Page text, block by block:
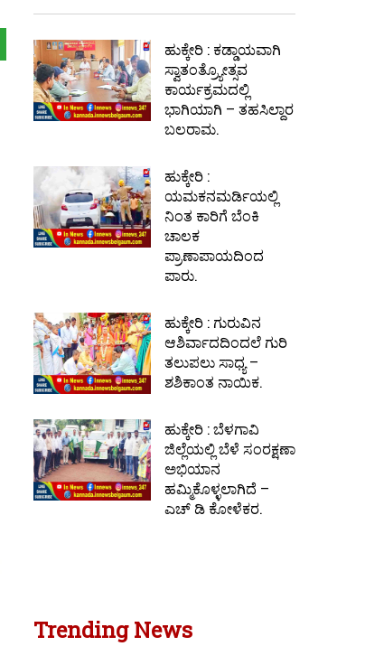
ಹುಕ್ಕೇರಿ : ಕಡ್ಡಾಯವಾಗಿ
ಸ್ವಾತಂತ್ರ್ಯೋತ್ಸವ
ಕಾರ್ಯಕ್ರಮದಲ್ಲಿ
ಭಾಗಿಯಾಗಿ – ತಹಸಿಲ್ದಾರ
ಬಲರಾಮ.
ಹುಕ್ಕೇರಿ :
ಯಮಕನಮರ್ಡಿಯಲ್ಲಿ
ನಿಂತ ಕಾರಿಗೆ ಬೆಂಕಿ
ಚಾಲಕ
ಪ್ರಾಣಾಪಾಯದಿಂದ
ಪಾರು.
ಹುಕ್ಕೇರಿ : ಗುರುವಿನ
ಆಶಿರ್ವಾದದಿಂದಲೆ ಗುರಿ
ತಲುಪಲು ಸಾಧ್ಯ –
ಶಶಿಕಾಂತ ನಾಯಿಕ.
ಹುಕ್ಕೇರಿ : ಬೆಳಗಾವಿ
ಜಿಲ್ಲೆಯಲ್ಲಿ ಬೆಳೆ ಸಂರಕ್ಷಣಾ
ಅಭಿಯಾನ
ಹಮ್ಮಿಕೊಳ್ಳಲಾಗಿದೆ –
ಎಚ್ ಡಿ ಕೋಳೆಕರ.
Trending News